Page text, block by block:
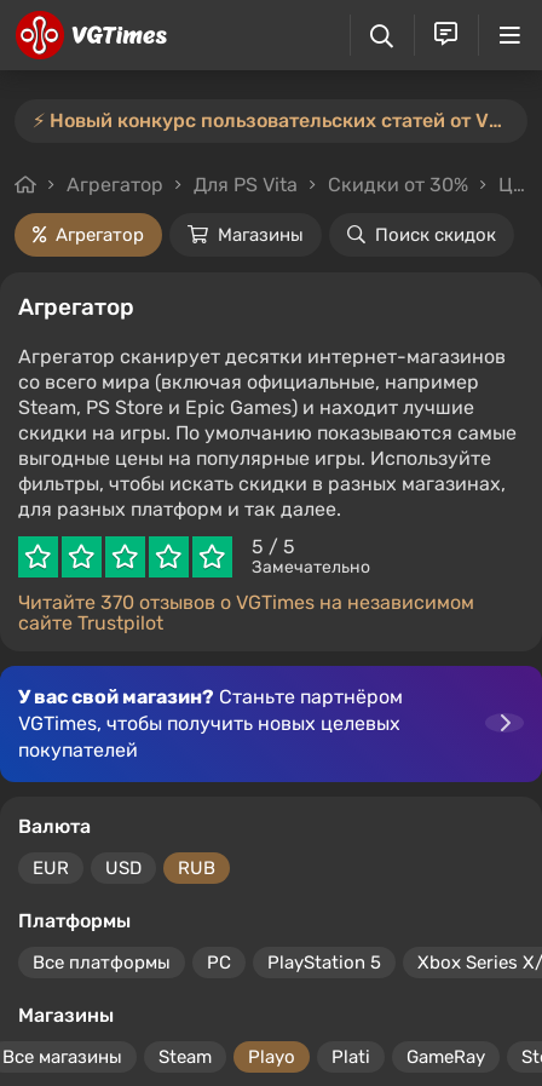
⚡️ Новый конкурс пользовательских статей от VGTimes — участвуйте тут ⚡️
Агрегатор Для PS Vita Скидки от 30% Цены до 1500₽
Агрегатор Магазины Поиск скидок
Агрегатор
Агрегатор сканирует десятки интернет-магазинов
со всего мира (включая официальные, например
Steam, PS Store и Epic Games) и находит лучшие
скидки на игры. По умолчанию показываются самые
выгодные цены на популярные игры. Используйте
фильтры, чтобы искать скидки в разных магазинах,
для разных платформ и так далее.
5 / 5
Замечательно
Читайте 370 отзывов о VGTimes на независимом
сайте Trustpilot
У вас свой магазин? Станьте партнёром
VGTimes, чтобы получить новых целевых
покупателей
Валюта
EUR USD RUB
Платформы
Все платформы PC PlayStation 5 Xbox Series
Магазины
Все магазины Steam Playo Plati GameRay